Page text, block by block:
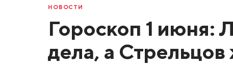
НОВОСТИ
Гороскоп 1 июня:
дела, а